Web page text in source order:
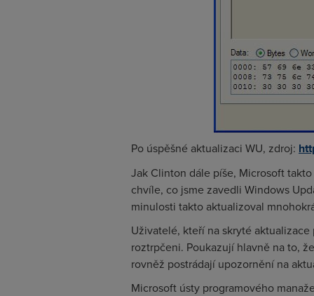
Po úspěšné aktualizaci WU, zdroj:
Jak Clinton dále píše, Microsoft
chvíle, co jsme zavedli Windows
minulosti takto aktualizoval
Uživatelé, kteří na skryté
roztrpčeni. Poukazují hlavně na to,
rovněž postrádají upozornění na
Microsoft ústy programového